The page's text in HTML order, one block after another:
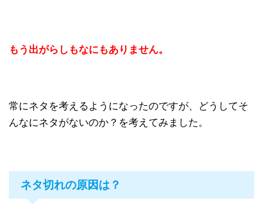
もう出がらしもなにもありません。
常にネタを考えるようになったのですが、どうしてそ
んなにネタがないのか？を考えてみました。
ネタ切れの原因は？